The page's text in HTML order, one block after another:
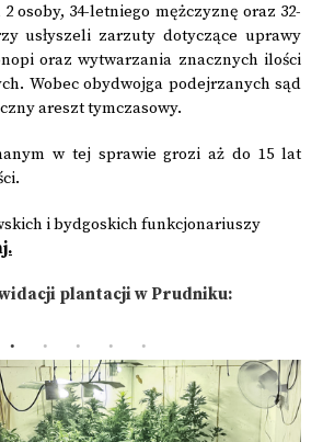
osoby, 34-letniego mężczyznę oraz 32-
usłyszeli zarzuty dotyczące uprawy
oraz wytwarzania znacznych ilości
Wobec obydwojga podejrzanych sąd
areszt tymczasowy.
w tej sprawie grozi aż do 15 lat
i bydgoskich funkcjonariuszy
plantacji w Prudniku: